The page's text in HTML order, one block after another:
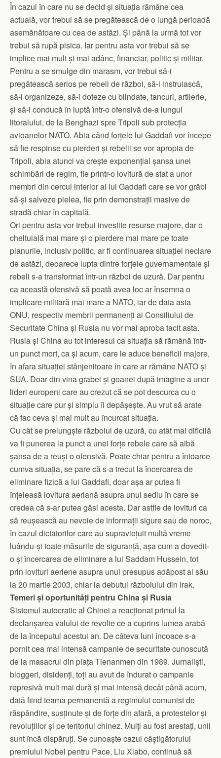
În cazul în care nu se decid și situația rămâne cea
actuală, vor trebui să se pregătească de o lungă perioadă
asemănătoare cu cea de astăzi. Și până la urmă tot vor
trebui să rupă pisica. Iar pentru asta vor trebui să se
implice mai mult și mai adânc, financiar, politic și militar.
Pentru a se smulge din marasm, vor trebui să-i
pregătească serios pe rebeli de război, să-i instruiască,
să-i organizeze, să-i doteze cu blindate, tancuri, artilerie,
și să-i conducă în luptă într-o ofensivă de-a lungul
litoralului, de la Benghazi spre Tripoli sub protecția
avioanelor NATO. Abia când forțele lui Gaddafi vor începe
să fie respinse cu pierderi și rebelii se vor apropia de
Tripoli, abia atunci va crește exponențial șansa unei
schimbări de regim, fie printr-o lovitură de stat a unor
membri din cercul interior al lui Gaddafi care se vor grăbi
să-și salveze pielea, fie prin demonstrații masive de
stradă chiar în capitală.
Ori pentru asta vor trebui investite resurse majore, dar o
cheltuială mai mare și o pierdere mai mare pe toate
planurile, inclusiv politic, ar fi continuarea situației neclare
de astăzi, deoarece lupta dintre forțele guvernamentale și
rebeli s-a transformat într-un război de uzură. Dar pentru
ca această ofensivă să poată avea loc ar însemna o
implicare militară mai mare a NATO, iar de data asta
ONU, respectiv membrii permanenți ai Consiliului de
Securitate China și Rusia nu vor mai aproba tacit asta.
Rusia și China au tot interesul ca situația să rămână într-
un punct mort, ca și acum, care le aduce beneficii majore,
în afara situației stânjenitoare în care ar rămâne NATO și
SUA. Doar din vina grabei și goanei după imagine a unor
lideri europeni care au crezut că se pot descurca cu o
situație care pur și simplu îi depășește. Au vrut să arate
că fac ceva și mai mult au încurcat situația.
Cu cât se prelungște războiul de uzură, cu atât mai dificilă
va fi punerea la punct a unei forțe rebele care să aibă
șansa de a reuși o ofensivă. Poate chiar pentru a întoarce
cumva situația, se pare că s-a trecut la încercarea de
eliminare fizică a lui Gaddafi, doar așa ar putea fi
înțeleasă lovitura aeriană asupra unui sediu în care se
credea că s-ar putea găsi acesta. Dar astfle de lovituri ca
să reușească au nevoie de informații sigure sau de noroc,
în cazul dictatorilor care au supraviețuit multă vreme
luându-și toate măsurile de siguranță, așa cum a dovedit-
o și încercarea de eliminare a lui Saddam Hussein, tot
prin lovituri aeriene asupra unui presupus adăpost al său
la 20 martie 2003, chiar la debutul războiului din Irak.
Temeri și oportunități pentru China și Rusia
Sistemul autocratic al Chinei a reacționat primul la
declanșarea valului de revolte ce a cuprins lumea arabă
de la începutul acestui an. De câteva luni încoace s-a
pornit cea mai intensă campanie de securitate cunoscută
de la masacrul din piața Tienanmen din 1989. Jurnaliști,
bloggeri, disidenți, toți au avut de îndurat o campanie
represivă mult mai dură și mai intensă decât până acum,
dată fiind teama permanentă a regimului comunist de
răspândire, susținute și de forțe din afară, a protestelor și
revoluțiilor și pe teritoriul chinez. Mulți au fost arestați, unii
sunt încă dispăruți. Se cunoaște cazul câștigătorului
premiului Nobel pentru Pace, Liu Xiabo, continuă să